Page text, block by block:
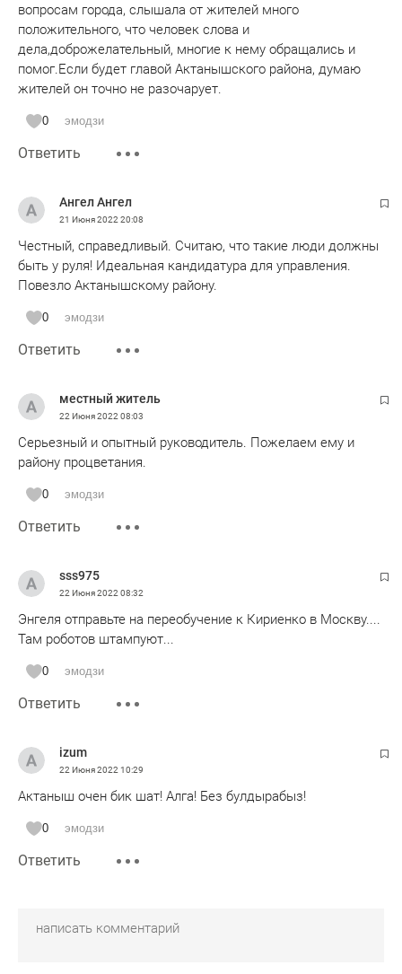
вопросам города, слышала от жителей много
положительного, что человек слова и
дела,доброжелательный, многие к нему обращались и
помог.Если будет главой Актанышского района, думаю
жителей он точно не разочарует.
0 эмодзи
Ответить
Ангел Ангел
21 Июня 2022 20:08
Честный, справедливый. Считаю, что такие люди должны
быть у руля! Идеальная кандидатура для управления.
Повезло Актанышскому району.
0 эмодзи
Ответить
местный житель
22 Июня 2022 08:03
Серьезный и опытный руководитель. Пожелаем ему и
району процветания.
0 эмодзи
Ответить
sss975
22 Июня 2022 08:32
Энгеля отправьте на переобучение к Кириенко в Москву....
Там роботов штампуют...
0 эмодзи
Ответить
izum
22 Июня 2022 10:29
Актаныш очен бик шат! Алга! Без булдырабыз!
0 эмодзи
Ответить